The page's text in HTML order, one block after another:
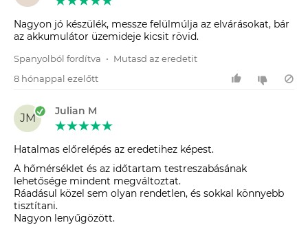
Nagyon jó készülék, messze felülmúlja az elvárásokat, bár
az akkumulátor üzemideje kicsit rövid.
Spanyolból fordítva • Mutasd az eredetit
8 hónappal ezelőtt
JM
Julian M
Hatalmas előrelépés az eredetihez képest.
A hőmérséklet és az időtartam testreszabásának
lehetősége mindent megváltoztat.
Ráadásul közel sem olyan rendetlen, és sokkal könnyebb
tisztítani.
Nagyon lenyűgözött.